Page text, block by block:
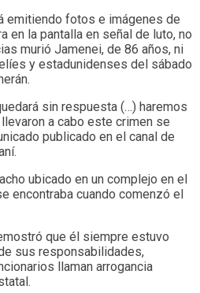
emitiendo fotos e imágenes de
en la pantalla en señal de luto, no
murió Jamenei, de 86 años, ni
y estadunidenses del sábado
sin respuesta (​​​…) haremos
a cabo este crimen se
publicado en el canal de
ubicado en un complejo en el
encontraba cuando comenzó el
que él siempre estuvo
sus responsabilidades,
llaman arrogancia